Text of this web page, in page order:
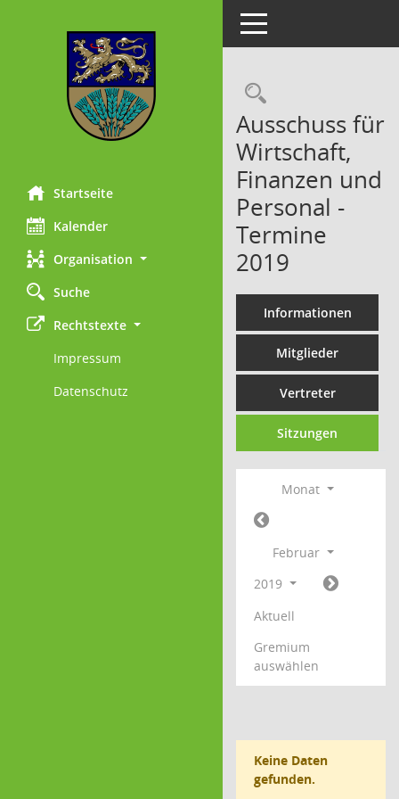
Startseite
Kalender
Organisation
Suche
Rechtstexte
Impressum
Datenschutz
Toggle navigation
Ausschuss für
Wirtschaft,
Finanzen und
Personal -
Termine
2019
Informationen
Mitglieder
Vertreter
Sitzungen
Monat
Februar
2019
Aktuell
Gremium
auswählen
Keine Daten
gefunden.